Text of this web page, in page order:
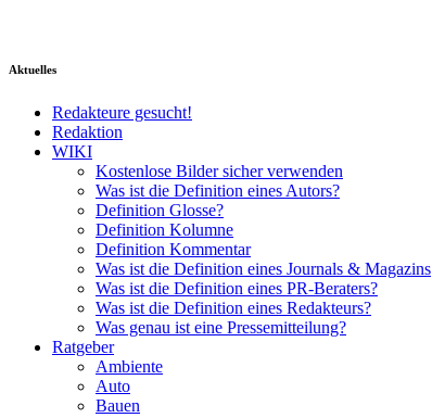
Aktuelles
Redakteure gesucht!
Redaktion
WIKI
Kostenlose Bilder sicher verwenden
Was ist die Definition eines Autors?
Definition Glosse?
Definition Kolumne
Definition Kommentar
Was ist die Definition eines Journals & Magazins
Was ist die Definition eines PR-Beraters?
Was ist die Definition eines Redakteurs?
Was genau ist eine Pressemitteilung?
Ratgeber
Ambiente
Auto
Bauen